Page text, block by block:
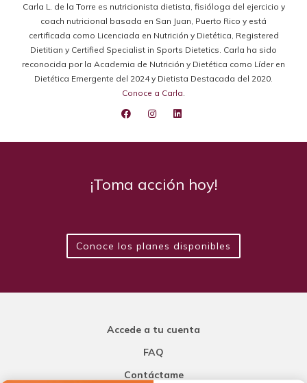
Carla L. de la Torre es nutricionista dietista, fisióloga del ejercicio y
coach nutricional basada en San Juan, Puerto Rico y está
certificada como Licenciada en Nutrición y Dietética, Registered
Dietitian y Certified Specialist in Sports Dietetics. Carla ha sido
reconocida por la Academia de Nutrición y Dietética como Líder en
Dietética Emergente del 2024 y Dietista Destacada del 2020.
Conoce a Carla
¡Toma acción hoy!
Conoce los planes disponibles
Accede a tu cuenta
FAQ
Contáctame